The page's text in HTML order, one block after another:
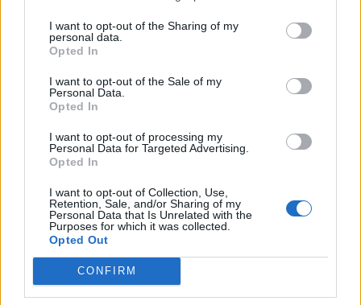
I want to opt-out of the Sharing of my
personal data.
Opted In
I want to opt-out of the Sale of my
Personal Data.
Opted In
I want to opt-out of processing my
Personal Data for Targeted Advertising.
Opted In
I want to opt-out of Collection, Use,
Retention, Sale, and/or Sharing of my
Personal Data that Is Unrelated with the
Purposes for which it was collected.
Opted Out
CONFIRM